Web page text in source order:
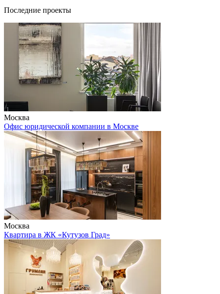
Последние проекты
Москва
Офис юридической компании в Москве
Москва
Квартира в ЖК «Кутузов Град»